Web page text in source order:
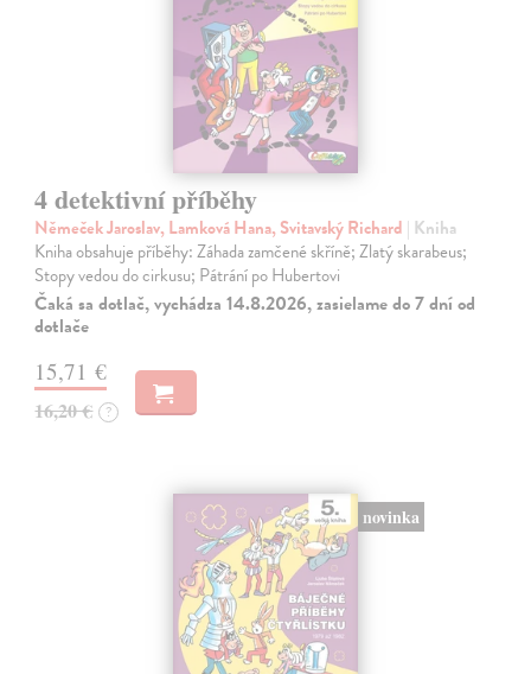
4 detektivní příběhy
Němeček Jaroslav, Lamková Hana, Svitavský Richard | Kniha
Kniha obsahuje příběhy: Záhada zamčené skříně; Zlatý skarabeus;
Stopy vedou do cirkusu; Pátrání po Hubertovi
Čaká sa dotlač, vychádza 14.8.2026, zasielame do 7 dní od
dotlače
15,71 €
16,20 € ?
novinka